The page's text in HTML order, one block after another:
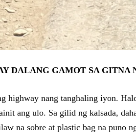
DALANG GAMOT SA GITNA
highway nang tanghaling iyon.
ang ulo. Sa gilid ng kalsada,
na sobre at plastic bag na puno